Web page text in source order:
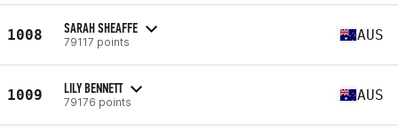
1008 SARAH SHEAFFE
79117 points AUS
1009 LILY BENNETT
79176 points AUS